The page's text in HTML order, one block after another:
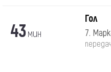
43мин
Гол
7.